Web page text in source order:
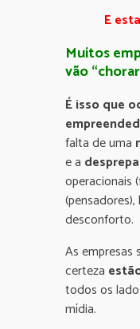
E
Muitos
vão
É isso que
falta de uma
e a
operacionais
desconforto.
As
certeza
todos os
mídia.